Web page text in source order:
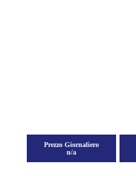
Prezzo Giornaliero
n/a